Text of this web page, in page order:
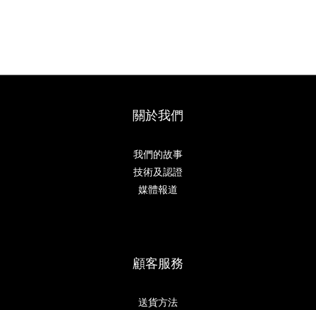
關於我們
我們的故事
技術及認證
媒體報道
顧客服務
送貨方法